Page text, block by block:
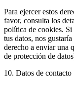
Para ejercer estos
favor, consulta los
política de cookies. Si
tus datos, nos
derecho a enviar una
de protección de
10. Datos de contacto